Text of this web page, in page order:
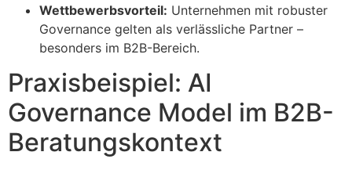
Wettbewerbsvorteil: Unternehmen mit robuster
Governance gelten als verlässliche Partner –
besonders im B2B-Bereich.
Praxisbeispiel: AI
Governance Model im B2B-
Beratungskontext